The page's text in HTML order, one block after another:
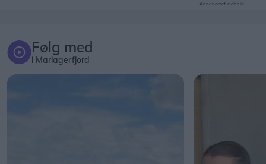
Annonceret indhold
Følg med
i Mariagerfjord